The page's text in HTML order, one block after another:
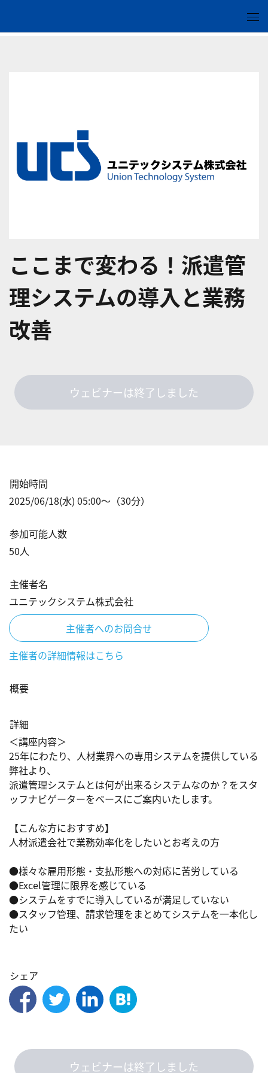
ここまで変わる！派遣管
理システムの導入と業務
改善
ウェビナーは終了しました
開始時間
2025/06/18(水) 05:00〜（30分）
参加可能人数
50人
主催者名
ユニテックシステム株式会社
主催者へのお問合せ
主催者の詳細情報はこちら
概要
詳細
＜講座内容＞
25年にわたり、人材業界への専用システムを提供している
弊社より、
派遣管理システムとは何が出来るシステムなのか？をスタ
ッフナビゲーターをベースにご案内いたします。
【こんな方におすすめ】
人材派遣会社で業務効率化をしたいとお考えの方
●様々な雇用形態・支払形態への対応に苦労している
●Excel管理に限界を感じている
●システムをすでに導入しているが満足していない
●スタッフ管理、請求管理をまとめてシステムを一本化し
たい
シェア
ウェビナーは終了しました